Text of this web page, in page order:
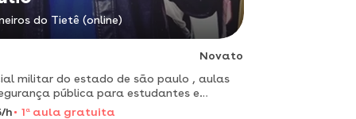
do Tietê (online)
Novato
militar do estado de são paulo , aulas
pública para estudantes e
h 1 aaula gratuita